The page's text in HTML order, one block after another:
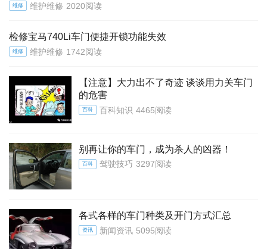
维修 维护维修 2020阅读
检修宝马740Li车门便捷开锁功能失效
维修 维护维修 1742阅读
【注意】大力出不了奇迹 谈谈用力关车门
的危害
百科 百科知识 4465阅读
别再让你的车门，成为杀人的凶器！
百科 驾驶技巧 3297阅读
各式各样的车门种类及开门方式汇总
资讯 新闻资讯 5095阅读